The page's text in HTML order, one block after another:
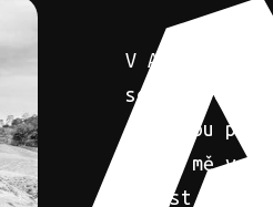
V ASSISTu
se
spoustou
které mě v
oblast, kde